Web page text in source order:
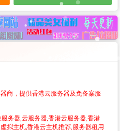
商，提供香港云服务器及免备案服
务器,云服务器,香港云服务器,香港
拟主机,香港云主机推荐,服务器租用